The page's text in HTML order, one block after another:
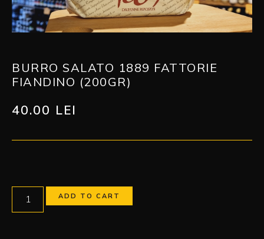
BURRO SALATO 1889 FATTORIE
FIANDINO (200GR)
40.00 LEI
ADD TO CART